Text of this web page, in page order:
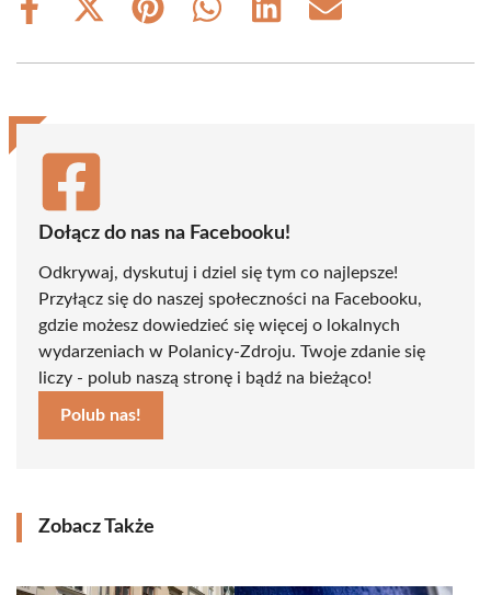
Share
Share
(Twitter)
Share
Share
Share
Share
Dołącz do nas na Facebooku!
Odkrywaj, dyskutuj i dziel się tym co najlepsze!
Przyłącz się do naszej społeczności na Facebooku,
gdzie możesz dowiedzieć się więcej o lokalnych
wydarzeniach w Polanicy-Zdroju. Twoje zdanie się
liczy - polub naszą stronę i bądź na bieżąco!
Polub nas!
Zobacz Także